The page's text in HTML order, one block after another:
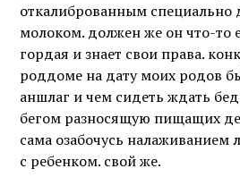
откалиброванным
молоком. должен же он что-то
гордая и знает свои права.
роддоме на дату моих родов
аншлаг и чем сидеть ждать
бегом разносящую пищащих
сама озабочусь налаживанием
с ребенком. свой же.